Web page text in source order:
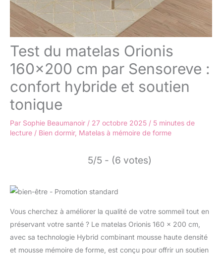
Test du matelas Orionis
160×200 cm par Sensoreve :
confort hybride et soutien
tonique
Par Sophie Beaumanoir / 27 octobre 2025 / 5 minutes de
lecture / Bien dormir, Matelas à mémoire de forme
5/5 - (6 votes)
Vous cherchez à améliorer la qualité de votre sommeil tout en
préservant votre santé ? Le matelas Orionis 160 x 200 cm,
avec sa technologie Hybrid combinant mousse haute densité
et mousse mémoire de forme, est conçu pour offrir un soutien